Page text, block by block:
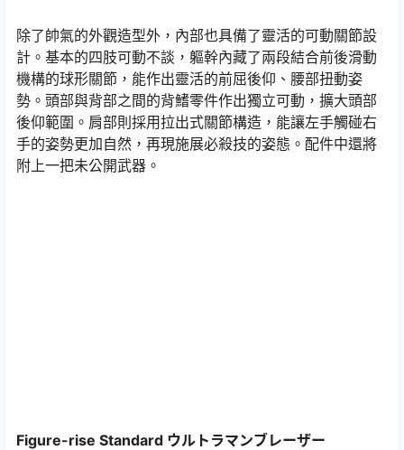
除了帥氣的外觀造型外，內部也具備了靈活的可動關節設
計。基本的四肢可動不談，軀幹內藏了兩段結合前後滑動
機構的球形關節，能作出靈活的前屈後仰、腰部扭動姿
勢。頭部與背部之間的背鰭零件作出獨立可動，擴大頭部
後仰範圍。肩部則採用拉出式關節構造，能讓左手觸碰右
手的姿勢更加自然，再現施展必殺技的姿態。配件中還將
附上一把未公開武器。
Figure-rise Standard ウルトラマンブレーザー